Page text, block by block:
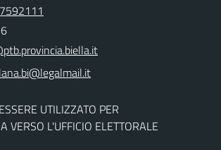
UTILIZZATO PER
VERSO L'UFFICIO ELETTORALE